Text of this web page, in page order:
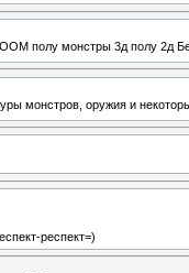
полу монстры 3д полу 2д
монстров, оружия и
респект=)